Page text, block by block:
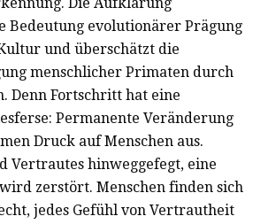
Die Aufklärung
Bedeutung evolutionärer Prägung
und überschätzt die
menschlicher Primaten durch
Denn Fortschritt hat eine
Permanente Veränderung
Druck auf Menschen aus.
Vertrautes hinweggefegt, eine
zerstört. Menschen finden sich
jedes Gefühl von Vertrautheit